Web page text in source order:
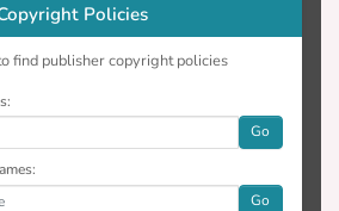
Policies
find publisher copyright policies
Go
Go